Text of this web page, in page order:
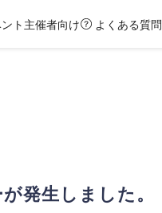
ト主催者向け よくある質問
発生しました。